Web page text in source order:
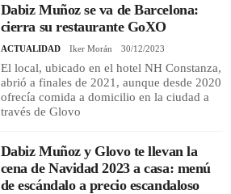
Dabiz Muñoz se va de Barcelona:
cierra su restaurante GoXO
ACTUALIDAD Iker Morán 30/12/2023
El local, ubicado en el hotel NH Constanza,
abrió a finales de 2021, aunque desde 2020
ofrecía comida a domicilio en la ciudad a
través de Glovo
Dabiz Muñoz y Glovo te llevan la
cena de Navidad 2023 a casa: menú
de escándalo a precio escandaloso